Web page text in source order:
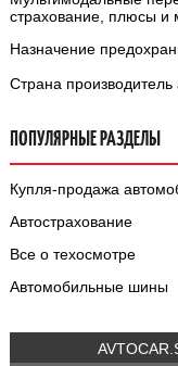
страхование, плюсы и
Назначение
Страна
ПОПУЛЯРНЫЕ РАЗДЕЛЫ
Купля-продажа
Автострахование
Все о техосмотре
Автомобильные шины